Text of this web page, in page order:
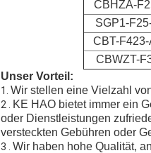
CBHZA-
SGP1-
CBT-
CBWZT-
Unser Vorteil:
1. Wir stellen eine Vielzahl
2 .
KE HAO bietet immer ein
oder Dienstleistungen
versteckten Gebühren oder
3 . Wir haben hohe Qualität,